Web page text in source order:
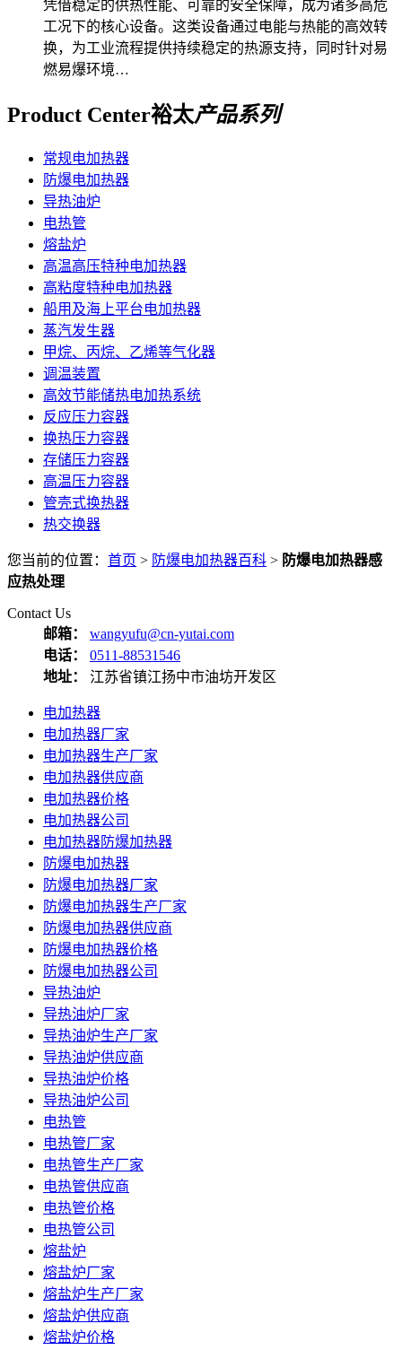
凭借稳定的供热性能、可靠的安全保障，成为诸多高危
工况下的核心设备。这类设备通过电能与热能的高效转
换，为工业流程提供持续稳定的热源支持，同时针对易
燃易爆环境…
Product Center裕太产品系列
常规电加热器
防爆电加热器
导热油炉
电热管
熔盐炉
高温高压特种电加热器
高粘度特种电加热器
船用及海上平台电加热器
蒸汽发生器
甲烷、丙烷、乙烯等气化器
调温装置
高效节能储热电加热系统
反应压力容器
换热压力容器
存储压力容器
高温压力容器
管壳式换热器
热交换器
您当前的位置： 首页 > 防爆电加热器百科 > 防爆电加热器感
应热处理
Contact Us
邮箱：
wangyufu@cn-yutai.com
电话：
0511-88531546
地址：
江苏省镇江扬中市油坊开发区
电加热器
电加热器厂家
电加热器生产厂家
电加热器供应商
电加热器价格
电加热器公司
电加热器防爆加热器
防爆电加热器
防爆电加热器厂家
防爆电加热器生产厂家
防爆电加热器供应商
防爆电加热器价格
防爆电加热器公司
导热油炉
导热油炉厂家
导热油炉生产厂家
导热油炉供应商
导热油炉价格
导热油炉公司
电热管
电热管厂家
电热管生产厂家
电热管供应商
电热管价格
电热管公司
熔盐炉
熔盐炉厂家
熔盐炉生产厂家
熔盐炉供应商
熔盐炉价格